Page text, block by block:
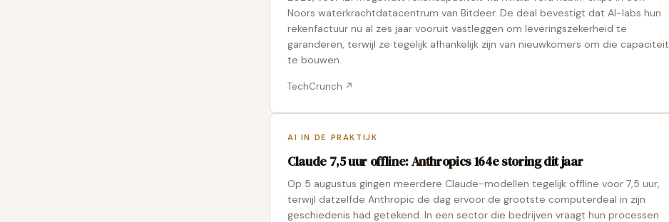
Noors waterkrachtdatacentrum van Bitdeer. De deal bevestigt dat AI-labs hun
rekenfactuur nu al zes jaar vooruit vastleggen om leveringszekerheid te
garanderen, terwijl ze tegelijk afhankelijk zijn van nieuwkomers om die capaciteit
te bouwen.
TechCrunch ↗
AI IN DE PRAKTIJK
Claude 7,5 uur offline: Anthropics 164e storing dit jaar
Op 5 augustus gingen meerdere Claude-modellen tegelijk offline voor 7,5 uur,
terwijl datzelfde Anthropic de dag ervoor de grootste computerdeal in zijn
geschiedenis had getekend. In een sector die bedrijven vraagt hun processen